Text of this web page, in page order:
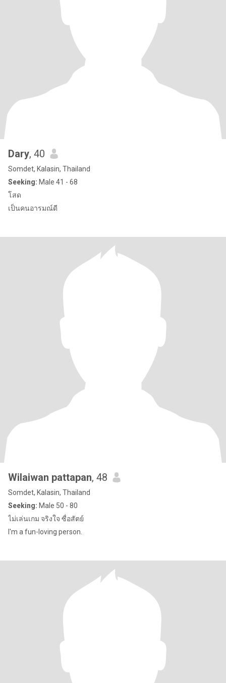
Dary, 40
Somdet, Kalasin, Thailand
Seeking: Male 41 - 68
โสด
เป็นคนอารมณ์ดี
Wilaiwan pattapan, 48
Somdet, Kalasin, Thailand
Seeking: Male 50 - 80
ไม่เล่นเกม จริงใจ ซื่อสัตย์
I'm a fun-loving person.